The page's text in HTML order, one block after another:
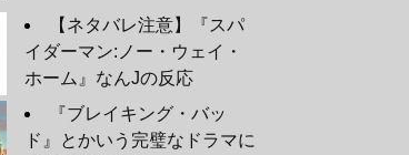
【ネタバレ注意】『スパ
イダーマン:ノー・ウェイ・
ホーム』なんJの反応
『ブレイキング・バッ
ド』とかいう完璧なドラマに